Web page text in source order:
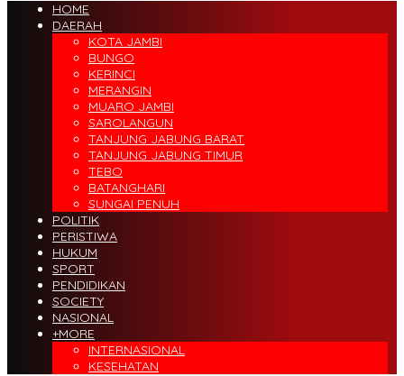
HOME
DAERAH
KOTA JAMBI
BUNGO
KERINCI
MERANGIN
MUARO JAMBI
SAROLANGUN
TANJUNG JABUNG BARAT
TANJUNG JABUNG TIMUR
TEBO
BATANGHARI
SUNGAI PENUH
POLITIK
PERISTIWA
HUKUM
SPORT
PENDIDIKAN
SOCIETY
NASIONAL
+MORE
INTERNASIONAL
KESEHATAN